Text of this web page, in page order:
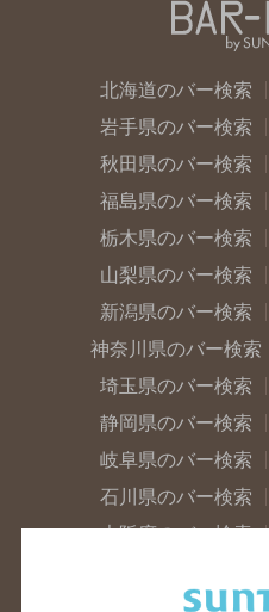
北海道のバー検索
岩手県のバー検索
秋田県のバー検索
福島県のバー検索
栃木県のバー検索
山梨県のバー検索
新潟県のバー検索
神奈川県のバー検索
埼玉県のバー検索
静岡県のバー検索
岐阜県のバー検索
石川県のバー検索
大阪府のバー検索
滋賀県のバー検索